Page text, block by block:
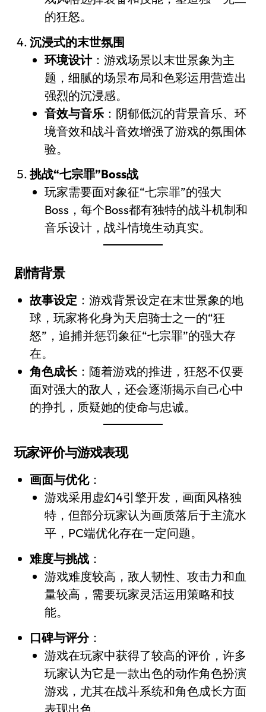
的狂怒。
沉浸式的末世氛围
环境设计：游戏场景以末世景象为主
题，细腻的场景布局和色彩运用营造出
强烈的沉浸感。
音效与音乐 ：阴郁低沉的背景音乐、环
境音效和战斗音效增强了游戏的氛围体
验。
挑战“七宗罪”Boss战
玩家需要面对象征“七宗罪”的强大
Boss，每个Boss都有独特的战斗机制和
音乐设计，战斗情境生动真实。
剧情背景
故事设定 ：游戏背景设定在末世景象的地
球，玩家将化身为天启骑士之一的“狂
怒”，追捕并惩罚象征“七宗罪”的强大存
在。
角色成长：随着游戏的推进，狂怒不仅要
面对强大的敌人，还会逐渐揭示自己心中
的挣扎，质疑她的使命与忠诚。
玩家评价与游戏表现
画面与优化：
游戏采用虚幻4引擎开发，画面风格独
特，但部分玩家认为画质落后于主流水
平，PC端优化存在一定问题。
难度与挑战：
游戏难度较高，敌人韧性、攻击力和血
量较高，需要玩家灵活运用策略和技
能。
口碑与评分：
游戏在玩家中获得了较高的评价，许多
玩家认为它是一款出色的动作角色扮演
游戏，尤其在战斗系统和角色成长方面
表现出色。